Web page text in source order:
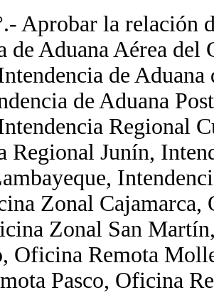
Aprobar la relación
de Aduana Aérea del
de Aduana
de Aduana
Regional
Regional Junín,
Zonal
Zonal San
Oficina Remota
Pasco, Oficina